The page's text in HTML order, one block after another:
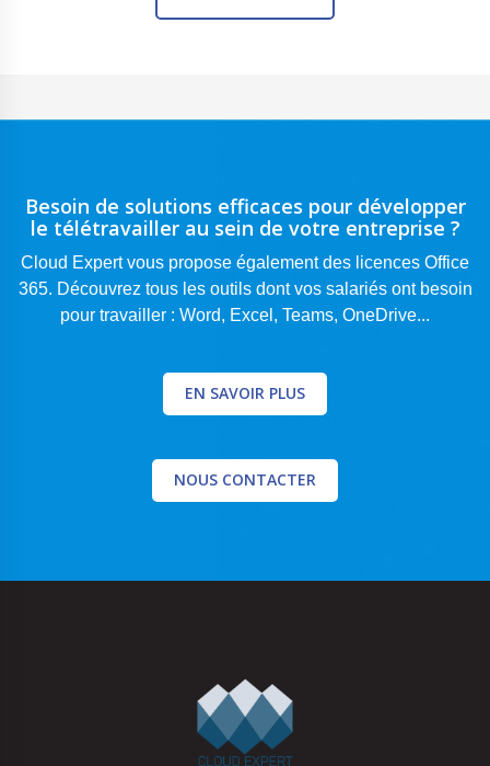
Besoin de solutions efficaces pour développer
le télétravaillerau sein de votre entreprise ?
Cloud Expert vous propose également des licences Office
365. Découvrez tous les outils dont vossalariés ont besoin
pour travailler : Word, Excel, Teams, OneDrive...
EN SAVOIR PLUS
NOUS CONTACTER